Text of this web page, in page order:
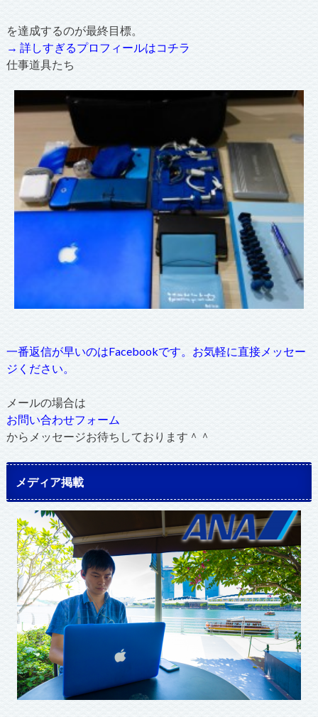
を達成するのが最終目標。
→ 詳しすぎるプロフィールはコチラ
仕事道具たち
一番返信が早いのはFacebookです。お気軽に直接メッセー
ジください。
メールの場合は
お問い合わせフォーム
からメッセージお待ちしております＾＾
メディア掲載